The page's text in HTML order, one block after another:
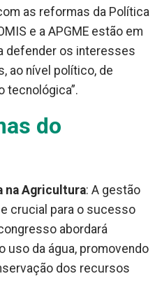
as reformas da Política
e a APGME estão em
defender os interesses
ao nível político, de
tecnológica”.
do
na Agricultura: A gestão
crucial para o sucesso
abordará
uso da água, promovendo
dos recursos